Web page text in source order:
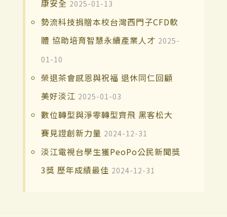
康安全 2025-01-13
勢流科技捐贈本校台灣西門子CFD軟
體 協助培育智慧永續產業人才 2025-
01-10
榮退茶會感恩與祝福 退休同仁回顧
美好淡江 2025-01-03
數位轉型與淨零轉型齊飛 黑客松大
賽見證創新力量 2024-12-31
淡江電視台學生獲PeoPo公民新聞獎
3獎 歷年成績最佳 2024-12-31